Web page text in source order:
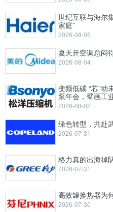
世纪互联与海尔
家庭”
2026-08-05
夏天开空调总闷
2026-08-04
变频低碳 “芯”动
泵年会，擘画工
2026-08-02
绿色转型，共赴
2026-07-31
格力真的出海掉
2026-07-31
高效罐换热器为
2026-07-30